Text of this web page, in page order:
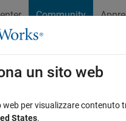
Community
Cody
Risposta Naviga
matrix in cell
un sito web
web per visualizzare contenuto
States.